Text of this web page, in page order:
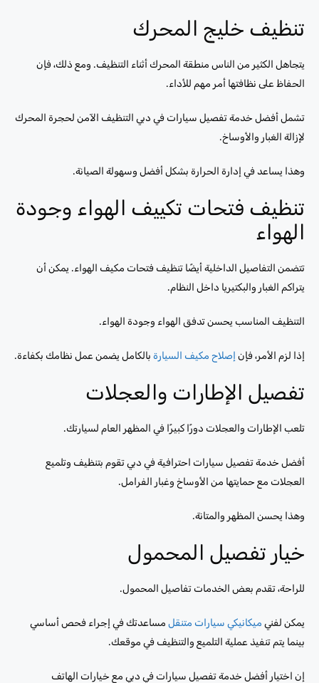
تنظيف خليج المحرك
يتجاهل الكثير من الناس منطقة المحرك أثناء التنظيف. ومع ذلك، فإن
الحفاظ على نظافتها أمر مهم للأداء.
تشمل أفضل خدمة تفصيل سيارات في دبي التنظيف الآمن لحجرة المحرك
لإزالة الغبار والأوساخ.
وهذا يساعد في إدارة الحرارة بشكل أفضل وسهولة الصيانة.
تنظيف فتحات تكييف الهواء وجودة
الهواء
تتضمن التفاصيل الداخلية أيضًا تنظيف فتحات مكيف الهواء. يمكن أن
يتراكم الغبار والبكتيريا داخل النظام.
التنظيف المناسب يحسن تدفق الهواء وجودة الهواء.
إذا لزم الأمر، فإن إصلاح مكيف السيارة بالكامل يضمن عمل نظامك بكفاءة.
تفصيل الإطارات والعجلات
تلعب الإطارات والعجلات دورًا كبيرًا في المظهر العام لسيارتك.
أفضل خدمة تفصيل سيارات احترافية في دبي تقوم بتنظيف وتلميع
العجلات مع حمايتها من الأوساخ وغبار الفرامل.
وهذا يحسن المظهر والمتانة.
خيار تفصيل المحمول
للراحة، تقدم بعض الخدمات تفاصيل المحمول.
يمكن لفني ميكانيكي سيارات متنقل مساعدتك في إجراء فحص أساسي
بينما يتم تنفيذ عملية التلميع والتنظيف في موقعك.
إن اختيار أفضل خدمة تفصيل سيارات في دبي مع خيارات الهاتف